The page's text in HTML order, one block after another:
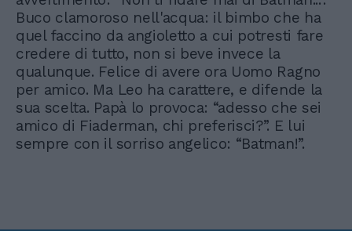
Buco clamoroso nell'acqua: il bimbo che ha
quel faccino da angioletto a cui potresti fare
credere di tutto, non si beve invece la
qualunque. Felice di avere ora Uomo Ragno
per amico. Ma Leo ha carattere, e difende la
sua scelta. Papà lo provoca: “adesso che sei
amico di Fiaderman, chi preferisci?”. E lui
sempre con il sorriso angelico: “Batman!”.